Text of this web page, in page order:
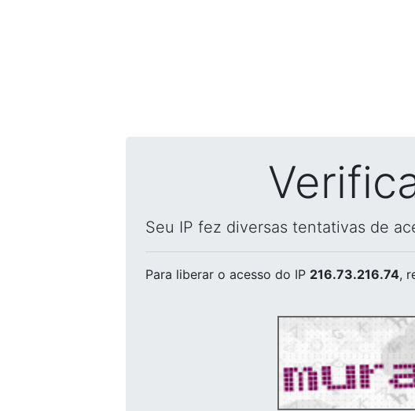
Seu IP fez diversas tentativas de
Para liberar o acesso do IP 216.73.216.74,